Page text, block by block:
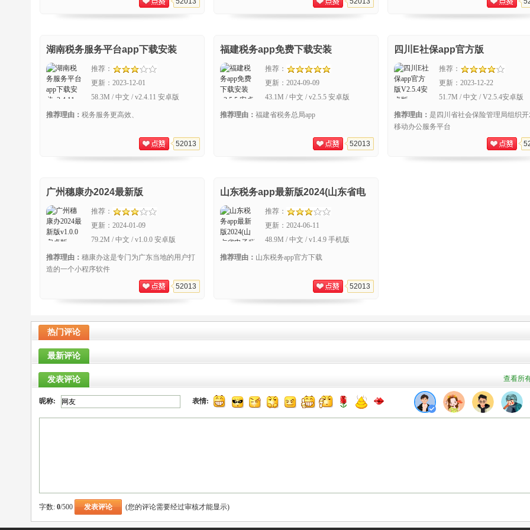
湖南税务服务平台app下载安装
推荐：
更新： 2023-12-01
58.3M / 中文 / v2.4.11 安卓版
推荐理由： 税务服务更高效、
52013
福建税务app免费下载安装
推荐：
更新： 2024-09-09
43.1M / 中文 / v2.5.5 安卓版
推荐理由： 福建省税务总局app
52013
四川E社保app官方版
推荐：
更新： 2023-12-22
51.7M / 中文 / V2.5.4安卓版
推荐理由： 是四川省社会保险管理局组织开
移动办公服务平台
广州穗康办2024最新版
推荐：
更新： 2024-01-09
79.2M / 中文 / v1.0.0 安卓版
推荐理由： 穗康办这是专门为广东当地的用户打
造的一个小程序软件
52013
山东税务app最新版2024(山东省电
子税务局)
推荐：
更新： 2024-06-11
48.9M / 中文 / v1.4.9 手机版
推荐理由： 山东税务app官方下载
52013
热门评论
最新评论
发表评论 查看所
昵称: 表情:
字数: 0/500 (您的评论需要经过审核才能显示)